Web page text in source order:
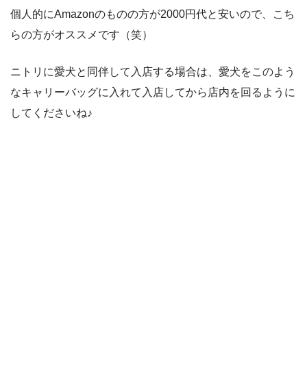
個人的にAmazonのものの方が2000円代と安いので、こち
らの方がオススメです（笑）
ニトリに愛犬と同伴して入店する場合は、愛犬をこのよう
なキャリーバッグに入れて入店してから店内を回るように
してくださいね♪